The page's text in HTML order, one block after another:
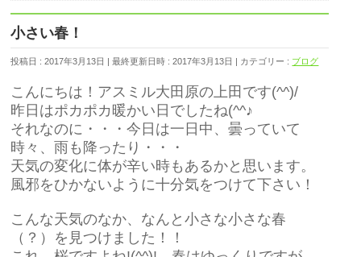
小さい春！
投稿日 : 2017年3月13日 最終更新日時 : 2017年3月13日 カテゴリー : ブログ
こんにちは！アスミル大田原の上田です(^^)/
昨日はポカポカ暖かい日でしたね(^^♪
それなのに・・・今日は一日中、曇っていて
時々、雨も降ったり・・・
天気の変化に体が辛い時もあるかと思います。
風邪をひかないように十分気をつけて下さい！
こんな天気のなか、なんと小さな小さな春
（？）を見つけました！！